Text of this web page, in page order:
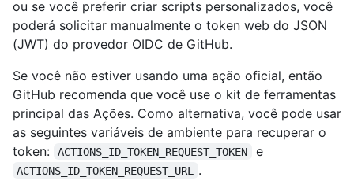
ou se você preferir criar scripts personalizados, você
poderá solicitar manualmente o token web do JSON
(JWT) do provedor OIDC de GitHub.
Se você não estiver usando uma ação oficial, então
GitHub recomenda que você use o kit de ferramentas
principal das Ações. Como alternativa, você pode usar
as seguintes variáveis de ambiente para recuperar o
token:
ACTIONS_ID_TOKEN_REQUEST_TOKEN e
ACTIONS_ID_TOKEN_REQUEST_URL
.